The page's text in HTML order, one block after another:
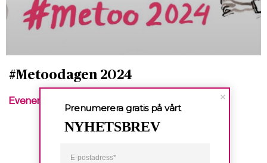
#Metoodagen 2024
Evenemang
Prenumerera gratis på vårt
NYHETSBREV